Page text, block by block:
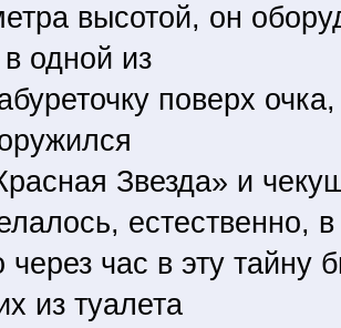
высотой, он
одной из
поверх
Звезда» и
естественно,
час в эту тайну
из туалета